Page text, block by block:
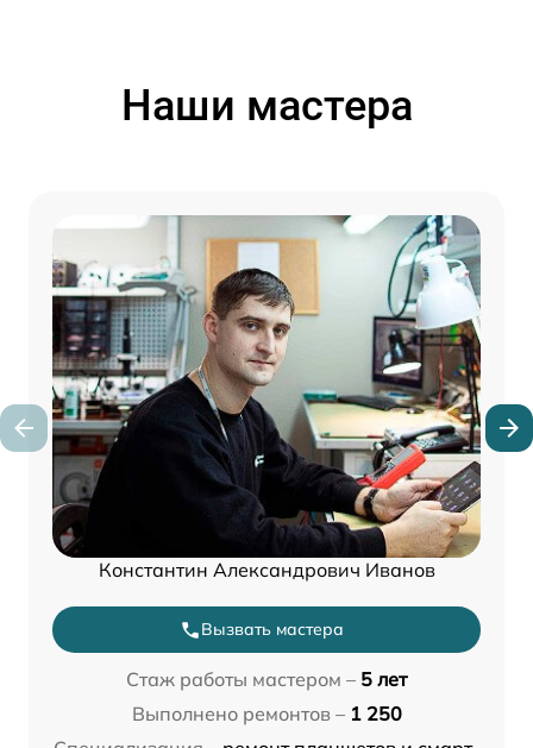
Наши мастера
Константин Александрович Иванов
Вызвать мастера
Стаж работы мастером – 5 лет
Выполнено ремонтов – 1 250